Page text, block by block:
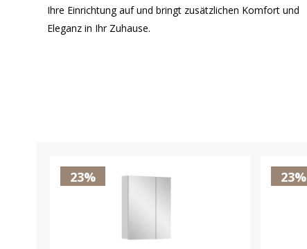
Ihre Einrichtung auf und bringt zusätzlichen Komfort und
Eleganz in Ihr Zuhause.
23% 23%